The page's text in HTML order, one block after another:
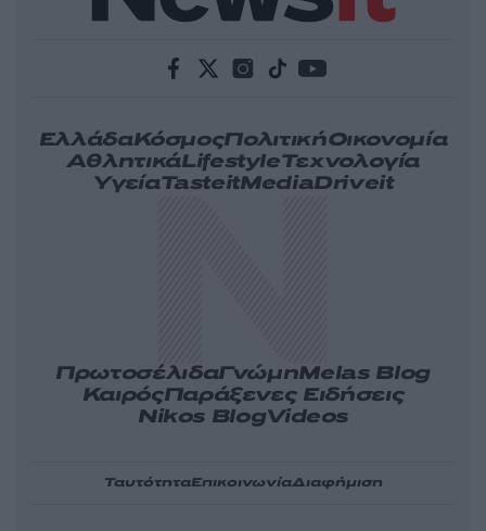
ΕλλάδαΚόσμοςΠολιτικήΟικονομία
ΑθλητικάLifestyleΤεχνολογία
ΥγείαTasteitMediaDriveit
ΠρωτοσέλιδαΓνώμηMelas Blog
ΚαιρόςΠαράξενες Ειδήσεις
Nikos BlogVideos
ΤαυτότηταΕπικοινωνίαΔιαφήμιση